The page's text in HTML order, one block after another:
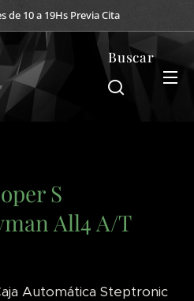
de 10 a 19Hs Previa Cita
Buscar
S
All4 A/T
Automática Steptronic